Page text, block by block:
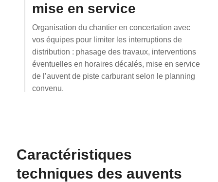
mise en service
Organisation du chantier en concertation avec
vos équipes pour limiter les interruptions de
distribution : phasage des travaux, interventions
éventuelles en horaires décalés, mise en service
de l’auvent de piste carburant selon le planning
convenu.
Caractéristiques
techniques des auvents